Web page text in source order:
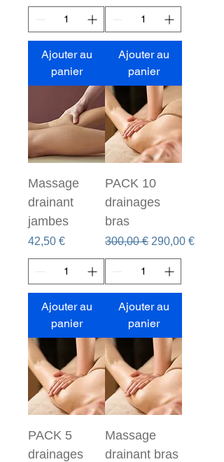
Ajouter au
panier
Ajouter au
panier
Massage
drainant
jambes
Prix
42,50 €
Ajouter au
panier
PACK 10
drainages
bras
Prix original
300,00 € Prix
290,00 €
Ajouter au
panier
PACK 5
drainages
Massage
drainant bras